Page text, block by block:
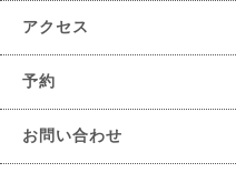
アクセス
予約
お問い合わせ